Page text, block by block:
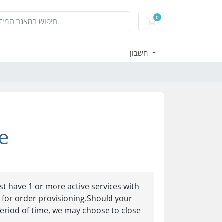
0
עגלת קניות
have 1 or more active services with
order provisioning.Should your
of time, we may choose to close